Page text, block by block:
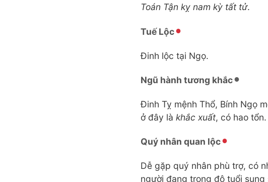
Toán Tận kỵ nam kỳ tất tử.
Tuế Lộc
Đinh lộc tại Ngọ.
Ngũ hành tương khắc
Đinh Tỵ mệnh Thổ, Bính Ngọ
ở đây làkhắc xuất, có hao tổn.
Quý nhân quan lộc
Dễ gặp quý nhân phù trợ, có
người đang trong độ tuổi